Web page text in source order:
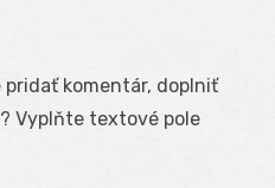
komentár, doplniť
Vyplňte textové pole